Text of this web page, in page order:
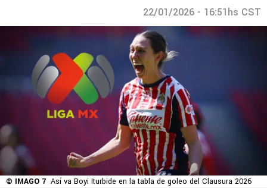
22/01/2026 - 16:51hs CST
© IMAGO 7 Así va Boyi Iturbide en la tabla de goleo del Clausura 2026